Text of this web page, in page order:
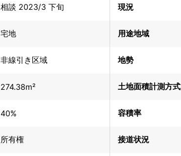
相談 2023/3 下旬 現況
宅地 用途地域
非線引き区域 地勢
274.38m² 土地面積計測方式
40% 容積率
所有権 接道状況